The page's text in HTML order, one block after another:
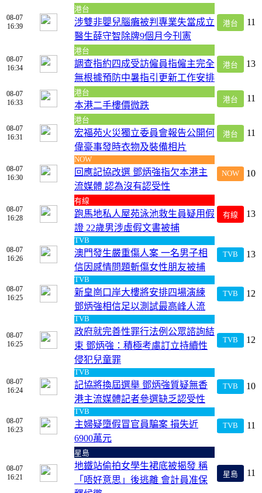
08-07
16:39
港台
涉雙非嬰兒腦癱被判專業失當成立
醫生薛守智除牌9個月今刊憲
港台 11
08-07
16:34
港台
調查指約四成受訪僱員指僱主完全
無根據預防中暑指引更新工作安排
港台 13
08-07
16:33
港台
本港二手樓價微跌
港台 11
08-07
16:31
港台
宏福苑火災獨立委員會報告公開何
偉豪事發時衣物及裝備相片
港台 11
08-07
16:30
NOW
回應記協改選 鄧炳強指欠本港主
流媒體 認為沒有認受性
NOW 10
08-07
16:28
有線
跑馬地私人屋苑泳池救生員疑用假
證 22歲男涉虛假文書被捕
有線 13
08-07
16:26
TVB
澳門發生嚴重傷人案 一名男子相
信因感情問題斬傷女性朋友被捕
TVB 13
08-07
16:25
TVB
新皇崗口岸大樓將安排四場演練
鄧炳強相信足以測試最高峰人流
TVB 12
08-07
16:25
TVB
政府就完善性罪行法例公眾諮詢結
束 鄧炳強：積極考慮訂立持續性
侵犯兒童罪
TVB 12
08-07
16:24
TVB
記協將換屆選舉 鄧炳強質疑無香
港主流媒體記者參選缺乏認受性
TVB 10
08-07
16:23
TVB
主婦疑墮假冒官員騙案 損失近
6900萬元
TVB 11
08-07
16:21
星島
地鐵站偷拍女學生裙底被揭發 稱
「唔好意思」後逃離 會計員准保
星島 11